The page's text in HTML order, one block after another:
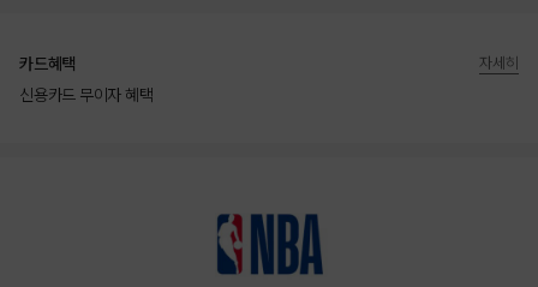
카드혜택
신용카드 무이자 혜택
자세히